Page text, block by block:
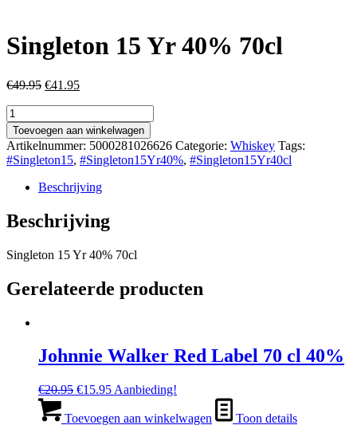
Singleton 15 Yr 40% 70cl
€49.95 Oorspronkelijke
€49.95.
€41.95Huidige
€41.95.
Singleton
15
Yr
40%
70cl
aantal
Toevoegen aan winkelwagen
Artikelnummer: 5000281026626 Categorie: Whiskey Tags:
#Singleton15, #Singleton15Yr40%, #Singleton15Yr40cl
Beschrijving
Beschrijving
Singleton 15 Yr 40% 70cl
Gerelateerde producten
Johnnie Walker Red Label 70 cl 40%
€20.95 Oorspronkelijke
was:
€15.95Huidige
is:
Aanbieding!
Toevoegen aan winkelwagen Toon details